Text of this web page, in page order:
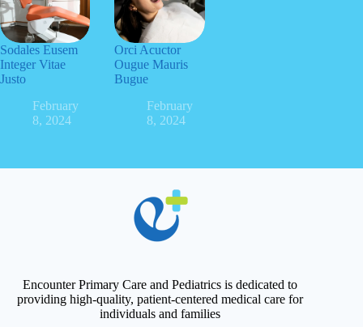
Sodales Eusem
Integer Vitae
Justo
February
8, 2024
Orci Acuctor
Ougue Mauris
Bugue
February
8, 2024
Encounter Primary Care and Pediatrics is dedicated to
providing high-quality, patient-centered medical care for
individuals and families